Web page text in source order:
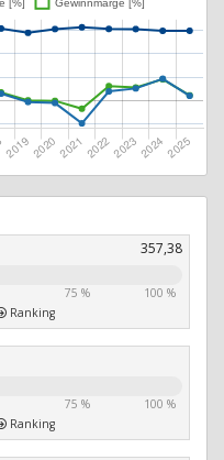
357,38
75 %
100 %
Ranking
75 %
100 %
Ranking